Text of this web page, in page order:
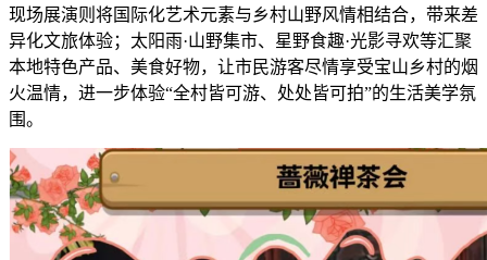
现场展演则将国际化艺术元素与乡村山野风情相结合，带来差
异化文旅体验；太阳雨·山野集市、星野食趣·光影寻欢等汇聚
本地特色产品、美食好物，让市民游客尽情享受宝山乡村的烟
火温情，进一步体验“全村皆可游、处处皆可拍”的生活美学氛
围。